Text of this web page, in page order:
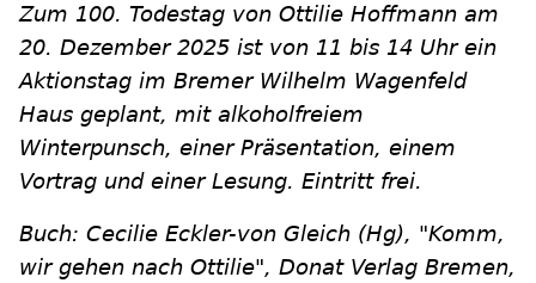
Zum 100. Todestag von Ottilie Hoffmann am
20. Dezember 2025 ist von 11 bis 14 Uhr ein
Aktionstag im Bremer Wilhelm Wagenfeld
Haus geplant, mit alkoholfreiem
Winterpunsch, einer Präsentation, einem
Vortrag und einer Lesung. Eintritt frei.
Buch: Cecilie Eckler-von Gleich (Hg), "Komm,
wir gehen nach Ottilie", Donat Verlag Bremen,